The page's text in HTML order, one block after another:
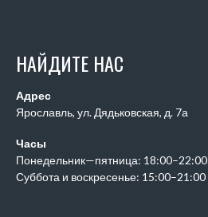
НАЙДИТЕ НАС
Адрес
Ярославль, ул. Дядьковская, д. 7а
Часы
Понедельник—пятница: 18:00–22:00
Суббота и воскресенье: 15:00–21:00